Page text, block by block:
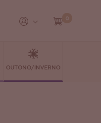
OUTONO/INVERNO